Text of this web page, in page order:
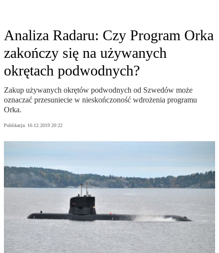
Analiza Radaru: Czy Program Orka
zakończy się na używanych
okrętach podwodnych?
Zakup używanych okrętów podwodnych od Szwedów może
oznaczać przesuniecie w nieskończoność wdrożenia programu
Orka.
Publikacja: 16.12.2019 20:22